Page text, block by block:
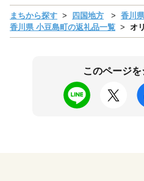
まちから探す 四国地方
香川
香川県 小豆島町の返礼品一覧
オ
このページ